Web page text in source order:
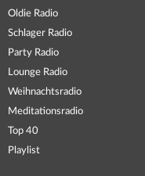
Oldie Radio
Schlager Radio
Party Radio
Lounge Radio
Weihnachtsradio
Meditationsradio
Top 40
Playlist